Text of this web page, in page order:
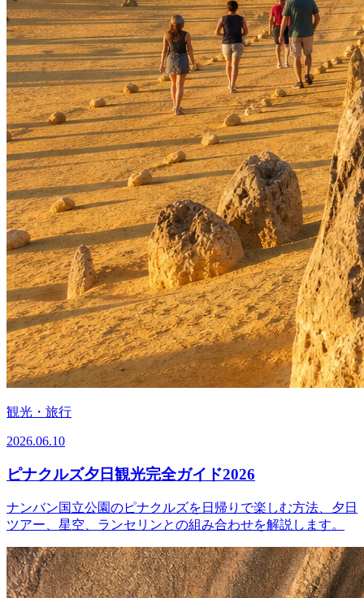
観光・旅行
2026.06.10
ピナクルズ夕日観光完全ガイド2026
ナンバン国立公園のピナクルズを日帰りで楽しむ方法、夕日
ツアー、星空、ランセリンとの組み合わせを解説します。